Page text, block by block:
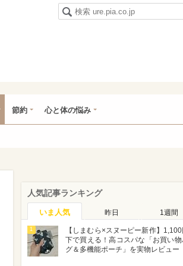
節約 心と体の悩み
人気記事ランキング
いま人気 昨日 1週間
1
【しまむら×スヌーピー新作】1,100
下で買える！高コスパな「お買い物
グ＆多機能ポーチ」を実物レビュー